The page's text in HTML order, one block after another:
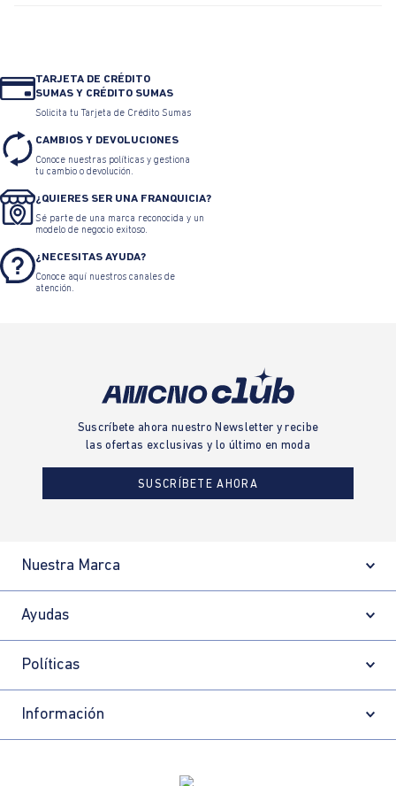
TARJETA DE CRÉDITO
SUMAS Y CRÉDITO SUMAS
Solicita tu Tarjeta de Crédito Sumas
CAMBIOS Y DEVOLUCIONES
Conoce nuestras políticas y gestiona
tu cambio o devolución.
¿QUIERES SER UNA FRANQUICIA?
Sé parte de una marca reconocida y un
modelo de negocio exitoso.
¿NECESITAS AYUDA?
Conoce aquí nuestros canales de
atención.
Suscríbete ahora nuestro Newsletter y recibe
las ofertas exclusivas y lo último en moda
SUSCRÍBETE AHORA
Nuestra Marca
Ayudas
Políticas
Información